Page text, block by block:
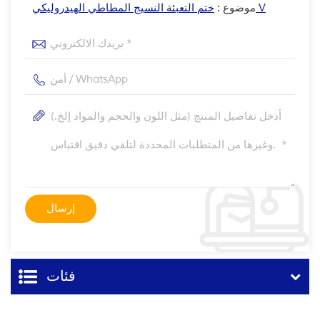
موضوع : ختم التعبئة النسيج المطاطي الهيدروليكي V
فئات